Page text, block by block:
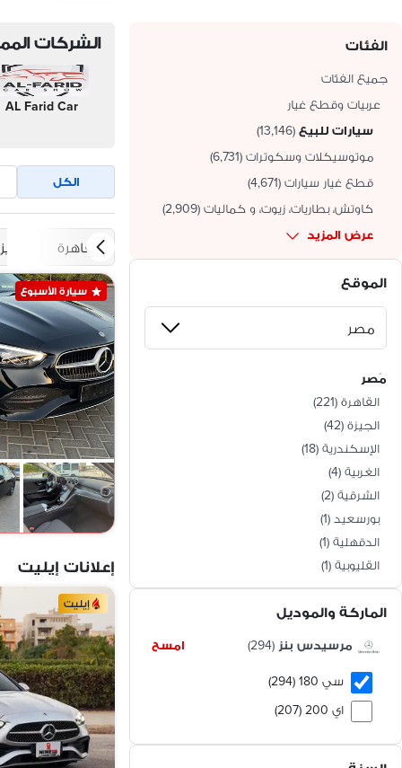
الفئات
جميع الفئات
عربيات وقطع غيار
سيارات للبيع (
13,146
)
موتوسيكلات وسكوترات (
6,731
)
قطع غيار سيارات (
4,671
)
كاوتش، بطاريات، زيوت، و كماليات (
2,909
)
عرض المزيد
الموقع
مَصر
القاهرة (
221
)
الجيزة (
42
)
الإسكندرية (
18
)
الغربية (
4
)
الشرقية (
2
)
بورسعيد (
1
)
الدقهلية (
1
)
القليوبية (
1
)
المنوفية (
1
)
كفر الشيخ (
1
)
دمياط
الماركة والموديل
مرسيدس بنز (
294
)
امسح
سي 180 (294)
اي 200 (207)
الشركات
AL Farid Car
الكل
القاهرة
سيارة الأسبوع
إعلانات إيليت
إيليت